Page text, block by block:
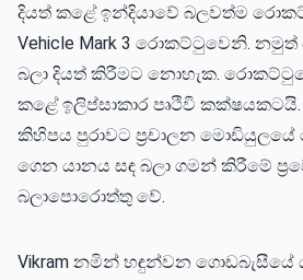
දියත් කළේ ඉන්දියාවේ බලවත්ම
Vehicle Mark 3 රොකට්ටුවෙනි. නමුත්
බලා දියත් කිරීමට නොහැක.
කළේ ඉලිප්සාකාර පෘථිවි කක්ෂයකටයි.
කිහිපය පුරාවට ප්‍රචාලන
ගෙන යානය සඳ බලා ගමන් කිරීමේ
බලාපොරොත්තු වේ.
Vikram නමින් හඳුන්වන ගොඩබැසීයේ